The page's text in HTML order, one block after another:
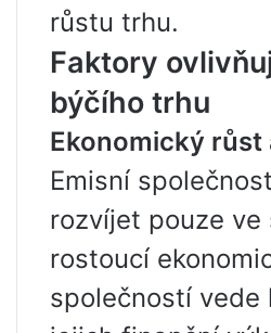
růstu trhu.
Faktory
býčího trhu
Ekonomický růst
Emisní
rozvíjet pouze ve
rostoucí
společností vede